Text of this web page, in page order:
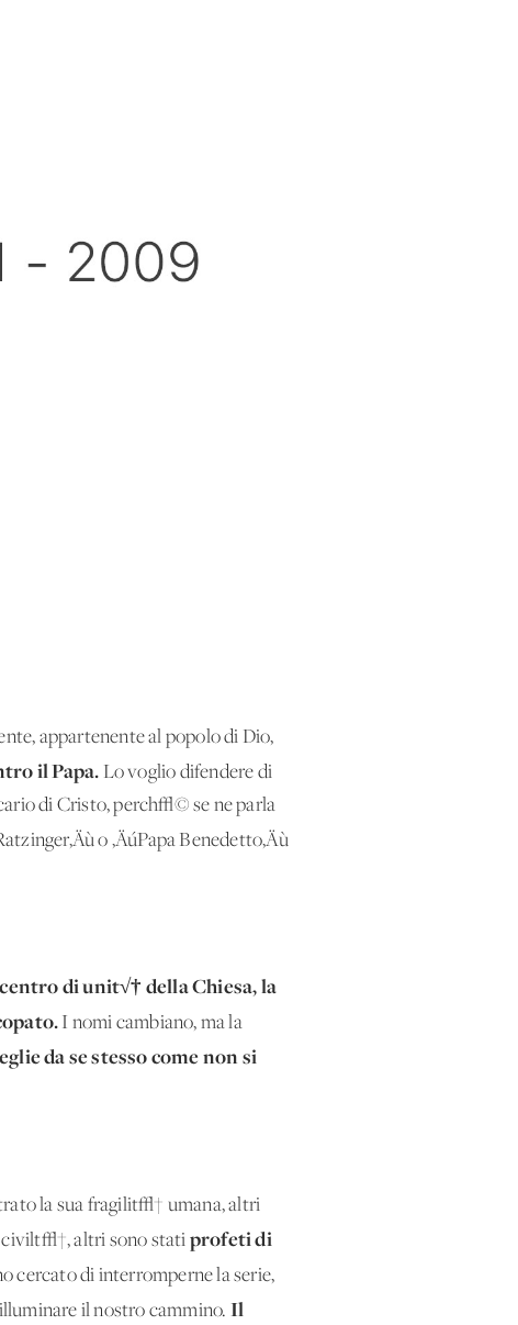
appartenente al popolo di Dio,
il Papa. Lo voglio difendere di
di Cristo, perch√© se ne parla
o ‚ÄúPapa Benedetto‚Äù
di unit√† della Chiesa, la
I nomi cambiano, ma la
da se stesso come non si
la sua fragilit√† umana, altri
civilt√†, altri sono stati profeti di
cercato di interromperne la serie,
il nostro cammino. Il